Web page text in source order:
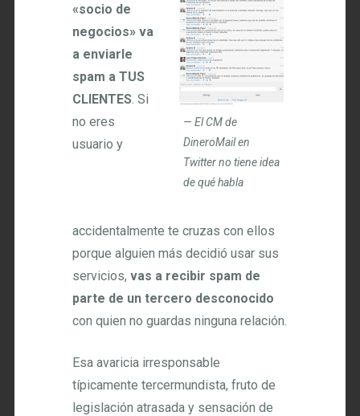
El CM de
DineroMail en
Twitter no tiene idea
de qué habla
«socio de
negocios» va
a enviarle
spam a TUS
CLIENTES. Si
no eres
usuario y
accidentalmente te cruzas con ellos
porque alguien más decidió usar sus
servicios,vas a recibir spam de
parte de un tercero desconocido
con quien no guardas ninguna relación.
Esa avaricia irresponsable
típicamente tercermundista, fruto de
legislación atrasada y sensación de